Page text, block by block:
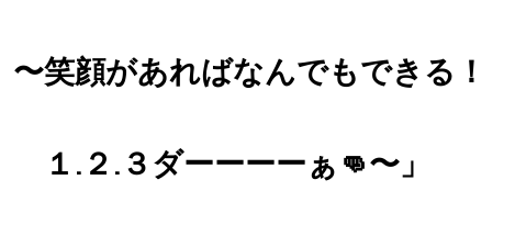
〜笑顔があればなんでもできる！
１.２.３ダーーーーぁ👊〜」